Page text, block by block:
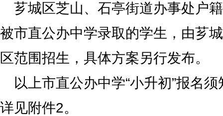
芗城区芝山、石亭街道办事处户
被市直公办中学录取的学生，由芗
区范围招生，具体方案另行发布。
以上市直公办中学“小升初”报名
详见附件2。